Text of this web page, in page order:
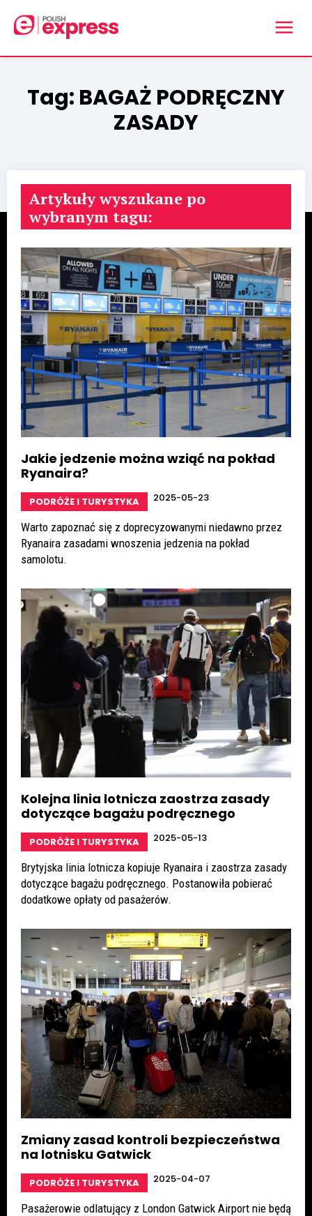
Tag: BAGAŻ PODRĘCZNY
ZASADY
Artykuły wyszukane po
wybranym tagu:
Jakie jedzenie można wziąć na pokład
Ryanaira?
PODRÓŻE I TURYSTYKA 2025-05-23
Warto zapoznać się z doprecyzowanymi niedawno przez
Ryanaira zasadami wnoszenia jedzenia na pokład
samolotu.
Kolejna linia lotnicza zaostrza zasady
dotyczące bagażu podręcznego
PODRÓŻE I TURYSTYKA 2025-05-13
Brytyjska linia lotnicza kopiuje Ryanaira i zaostrza zasady
dotyczące bagażu podręcznego. Postanowiła pobierać
dodatkowe opłaty od pasażerów.
Zmiany zasad kontroli bezpieczeństwa
na lotnisku Gatwick
PODRÓŻE I TURYSTYKA 2025-04-07
Pasażerowie odlatujący z London Gatwick Airport nie będą